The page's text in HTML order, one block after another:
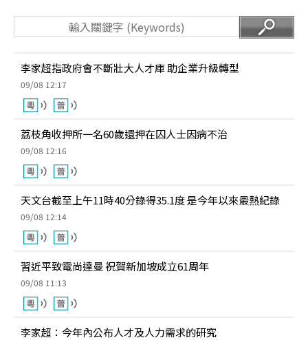
李家超指政府會不斷壯大人才庫 助企業升級轉型
09/08 12:17
荔枝角收押所一名60歲還押在囚人士因病不治
09/08 12:16
天文台截至上午11時40分錄得35.1度 是今年以來最熱紀錄
09/08 12:14
習近平致電尚達曼 祝賀新加坡成立61周年
09/08 11:13
李家超：今年內公布人才及人力需求的研究